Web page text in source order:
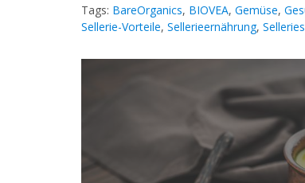
Tags: BareOrganics, BIOVEA, Gemüse,
Sellerie-Vorteile, Sellerieernährung,